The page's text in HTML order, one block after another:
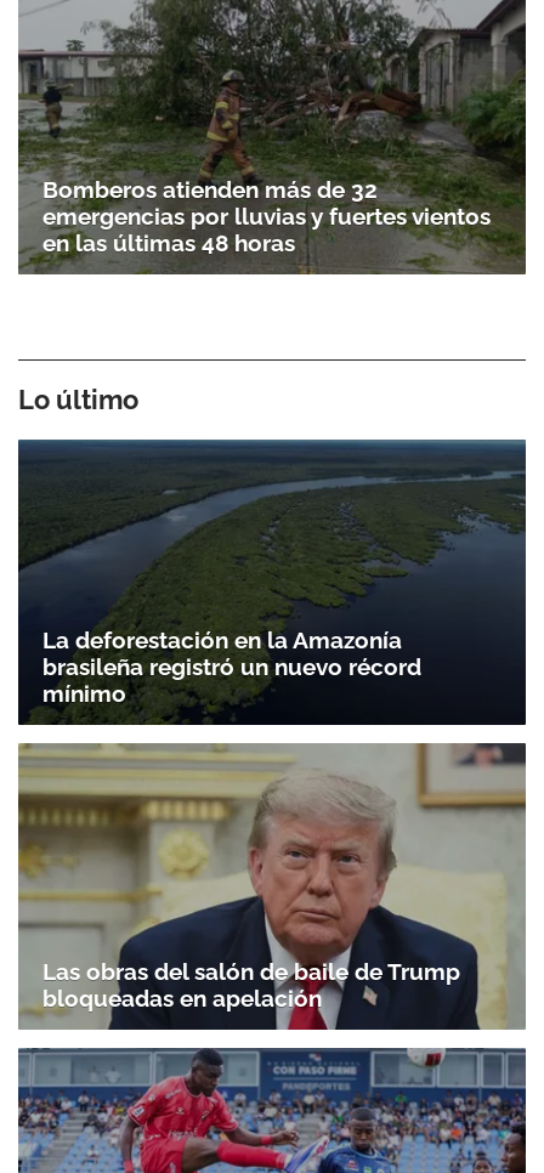
Bomberos atienden más de 32
emergencias por lluvias y fuertes vientos
en las últimas 48 horas
Lo último
La deforestación en la Amazonía
brasileña registró un nuevo récord
mínimo
Las obras del salón de baile de Trump
bloqueadas en apelación